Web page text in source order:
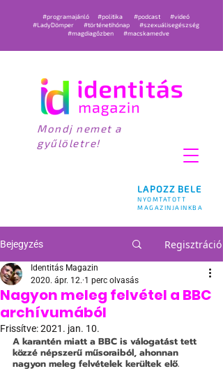
LAPOZZ BELE
NYOMTATOTT
MAGAZINJAINKBA
#programajánló #politika #podcast
#videó
#LadyDömper
#történetihónap
#szexuálisegészség
#magdiagőzben
#macskamedve
Mondj nemet a
gyűlöletre!
Bejegyzés Regisztráció
Nagyon meleg felvétel a BBC
archívumából
Identitás Magazin
2020. ápr. 12. 1 perc olvasás
Frissítve:2021. jan. 10.
A karantén miatt a BBC is válogatást tett
közzé népszerű műsoraiból, ahonnan
nagyon meleg felvételek kerültek elő.